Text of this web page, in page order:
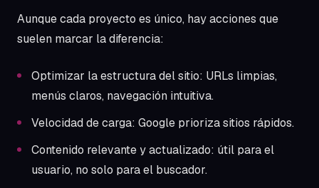
Aunque cada proyecto es único, hay acciones que
suelen marcar la diferencia:
Optimizar la estructura del sitio: URLs limpias,
menús claros, navegación intuitiva.
Velocidad de carga: Google prioriza sitios rápidos.
Contenido relevante y actualizado: útil para el
usuario, no solo para el buscador.